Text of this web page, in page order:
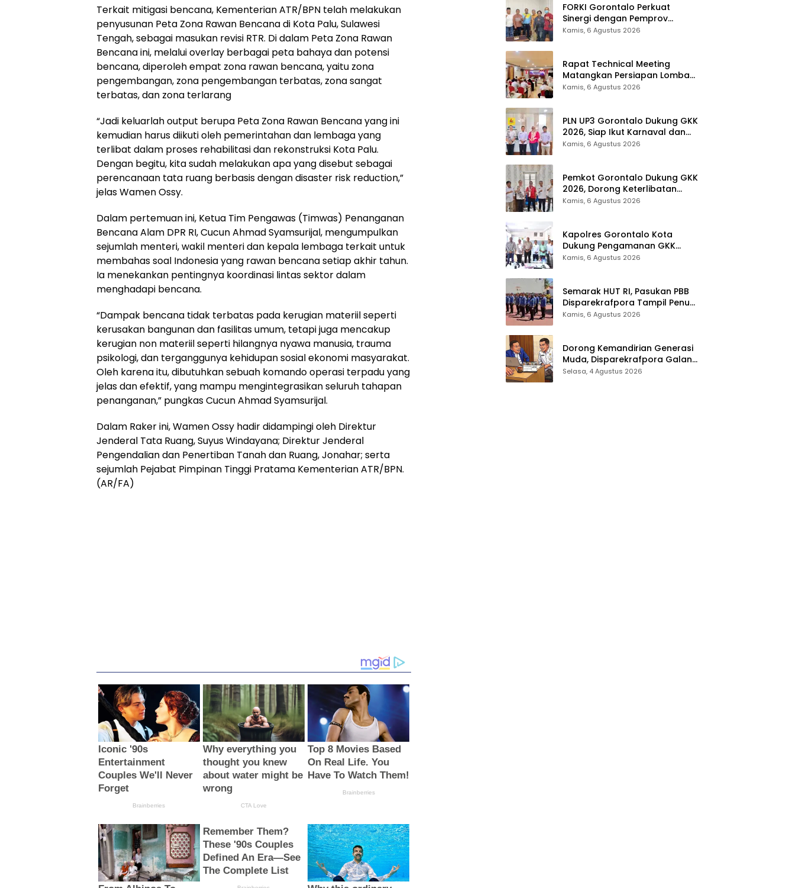
Terkait mitigasi bencana, Kementerian ATR/BPN telah melakukan
penyusunan Peta Zona Rawan Bencana di Kota Palu, Sulawesi
Tengah, sebagai masukan revisi RTR. Di dalam Peta Zona Rawan
Bencana ini, melalui overlay berbagai peta bahaya dan potensi
bencana, diperoleh empat zona rawan bencana, yaitu zona
pengembangan, zona pengembangan terbatas, zona sangat
terbatas, dan zona terlarang
“Jadi keluarlah output berupa Peta Zona Rawan Bencana yang ini
kemudian harus diikuti oleh pemerintahan dan lembaga yang
terlibat dalam proses rehabilitasi dan rekonstruksi Kota Palu.
Dengan begitu, kita sudah melakukan apa yang disebut sebagai
perencanaan tata ruang berbasis dengan disaster risk reduction,”
jelas Wamen Ossy.
Dalam pertemuan ini, Ketua Tim Pengawas (Timwas) Penanganan
Bencana Alam DPR RI, Cucun Ahmad Syamsurijal, mengumpulkan
sejumlah menteri, wakil menteri dan kepala lembaga terkait untuk
membahas soal Indonesia yang rawan bencana setiap akhir tahun.
Ia menekankan pentingnya koordinasi lintas sektor dalam
menghadapi bencana.
“Dampak bencana tidak terbatas pada kerugian materiil seperti
kerusakan bangunan dan fasilitas umum, tetapi juga mencakup
kerugian non materiil seperti hilangnya nyawa manusia, trauma
psikologi, dan terganggunya kehidupan sosial ekonomi masyarakat.
Oleh karena itu, dibutuhkan sebuah komando operasi terpadu yang
jelas dan efektif, yang mampu mengintegrasikan seluruh tahapan
penanganan,” pungkas Cucun Ahmad Syamsurijal.
Dalam Raker ini, Wamen Ossy hadir didampingi oleh Direktur
Jenderal Tata Ruang, Suyus Windayana; Direktur Jenderal
Pengendalian dan Penertiban Tanah dan Ruang, Jonahar; serta
sejumlah Pejabat Pimpinan Tinggi Pratama Kementerian ATR/BPN.
(AR/FA)
FORKI Gorontalo Perkuat
Sinergi dengan Pemprov
Jelang Kejurda Liga 1 Piala
Kamis, 6 Agustus 2026
Rapat Technical Meeting
Matangkan Persiapan Lomba
Olahraga Masyarakat Tingkat
Kamis, 6 Agustus 2026
PLN UP3 Gorontalo Dukung GKK
2026, Siap Ikut Karnaval dan
Pastikan Ketersediaan Listrik
Kamis, 6 Agustus 2026
Pemkot Gorontalo Dukung GKK
2026, Dorong Keterlibatan
UMKM dan Ekraf Lokal
Kamis, 6 Agustus 2026
Kapolres Gorontalo Kota
Dukung Pengamanan GKK
2026, Disparekrafpora Perkuat
Kamis, 6 Agustus 2026
Semarak HUT RI, Pasukan PBB
Disparekrafpora Tampil Penuh
Semangat
Kamis, 6 Agustus 2026
Dorong Kemandirian Generasi
Muda, Disparekrafpora Galang
Dukungan Penuh Para Aleg
Selasa, 4 Agustus 2026